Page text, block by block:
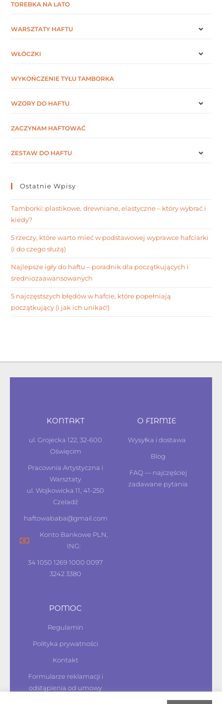
TOREBKA NA LATO
WARSZTATY HAFTU
WŁÓCZKI
WYKOŃCZENIE TYŁU TAMBORKA
WZORY DO HAFTU
ZACZYNAM HAFTOWAĆ
ZESTAW DO HAFTU
Ostatnie Wpisy
Tamborki: plastikowe, drewniane, elastyczne – który wybrać i
kiedy?
5 rzeczy, które warto mieć w podstawowej wyprawce hafciarki
(i do czego służą)
Najlepsze igły do haftu – poradnik dla początkujących i
średniozaawansowanych
5 najczęstszych błędów w hafcie, które popełniają
początkujący (i jak ich unikać!)
KONTAKT
ul. Grojecka 122, 32-600
Oświęcim
Pracownia Artystyczna i
Warsztaty
ul. Wojkowicka 11, 41-250
Czeladź
haftowababa@gmail.com
Konto Bankowe PLN,
ING:
34 1050 1269 1000 0097
3242 3380
O FIRMIE
Wysyłka i dostawa
Blog
FAQ — najczęściej
zadawane pytania
POMOC
Regulamin
Polityka prywatności
Kontakt
Formularze reklamacji i
odstąpienia od umowy